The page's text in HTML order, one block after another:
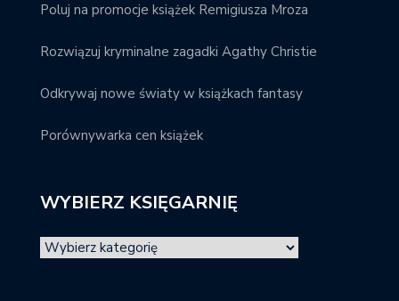
Poluj na promocje książek Remigiusza Mroza
Rozwiązuj kryminalne zagadki Agathy Christie
Odkrywaj nowe światy w książkach fantasy
Porównywarka cen książek
WYBIERZ KSIĘGARNIĘ